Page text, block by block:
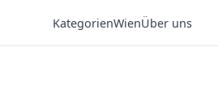
KategorienWienÜber uns